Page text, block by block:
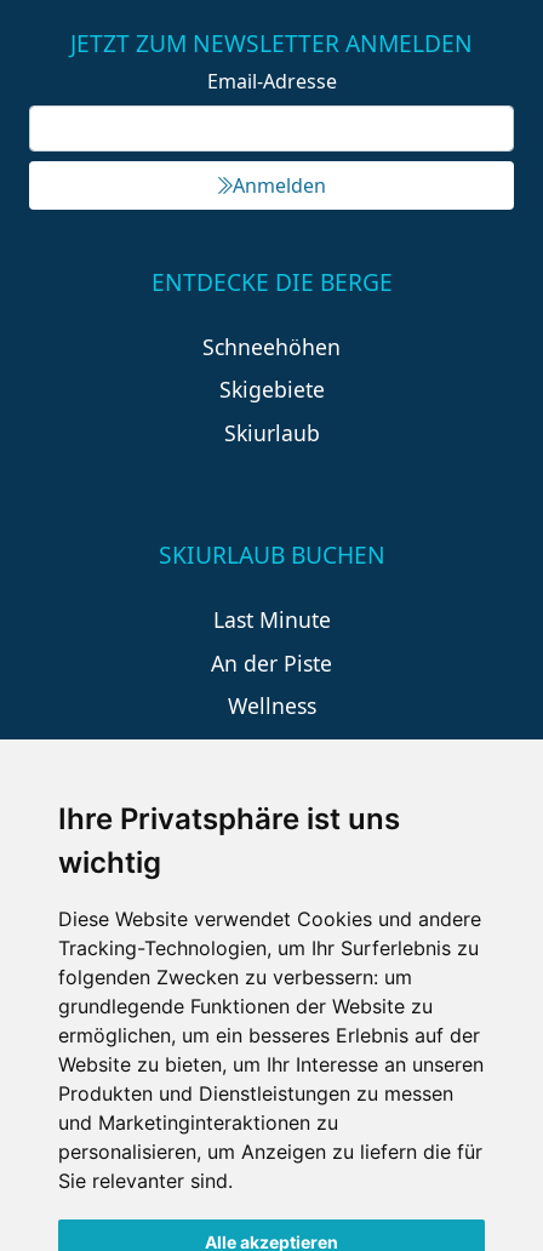
Ihre Privatsphäre ist uns
wichtig
Diese Website verwendet Cookies und andere
Tracking-Technologien, um Ihr Surferlebnis zu
folgenden Zwecken zu verbessern: um
grundlegende Funktionen der Website zu
ermöglichen, um ein besseres Erlebnis auf der
Website zu bieten, um Ihr Interesse an unseren
Produkten und Dienstleistungen zu messen
und Marketinginteraktionen zu
personalisieren, um Anzeigen zu liefern die für
Sie relevanter sind.
Alle akzeptieren
JETZT ZUM NEWSLETTER ANMELDEN
Email-Adresse
Anmelden
ENTDECKE DIE BERGE
Schneehöhen
Skigebiete
Skiurlaub
SKIURLAUB BUCHEN
Last Minute
An der Piste
Wellness
SCHNEEHÖHEN SKI APP
Die Schneehoehen Ski APP für iOS und Android - Ein
Muss für alle Wintersportler und Schneefreaks!
Impressum
Datenschutz
Nutzungsbedingungen
Portale
FAQ Newsletter Mediadaten